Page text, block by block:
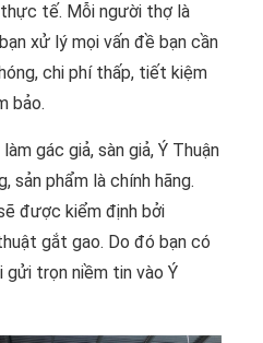
tế. Mỗi người thợ là
xử lý mọi vấn đề bạn cần
chi phí thấp, tiết kiệm
bảo.
gác giả, sàn giả, Ý Thuận
sản phẩm là chính hãng.
được kiểm định bởi
gắt gao. Do đó bạn có
gửi trọn niềm tin vào Ý